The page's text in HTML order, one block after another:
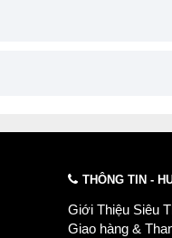
THÔNG TIN -
Giới Thiệu Siêu
Giao hàng &